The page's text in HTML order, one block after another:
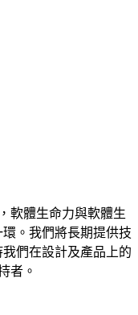
軟體生命力與軟體生
。我們將長期提供技
們在設計及產品上的
者。